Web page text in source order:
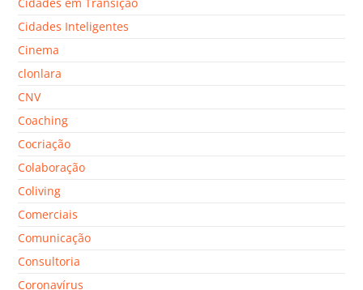
Cidades Inteligentes
Cinema
clonlara
CNV
Coaching
Cocriação
Colaboração
Coliving
Comerciais
Comunicação
Consultoria
Coronavírus